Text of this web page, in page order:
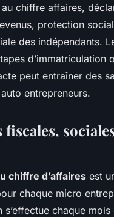
chiffre affaires,
protection
des indépendants.
d’immatriculation
peut entraîner des
entrepreneurs.
chiffre d’affaires est
chaque micro
s’effectue chaque